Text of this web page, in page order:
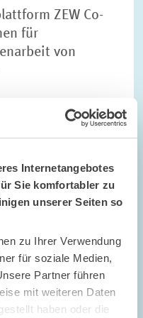
Internetangebotes
Sie komfortabler zu
unserer Seiten so
zu Ihrer Verwendung
für soziale Medien,
Partner führen
mit weiteren Daten
haben oder die
ZEW Co-
für
von